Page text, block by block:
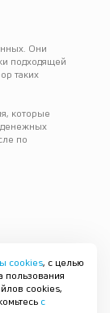
cookies, с целью
пользования
cookies,
с
Они
подходящей
таких
которые
по
рублей —
за 30 минут.
условия